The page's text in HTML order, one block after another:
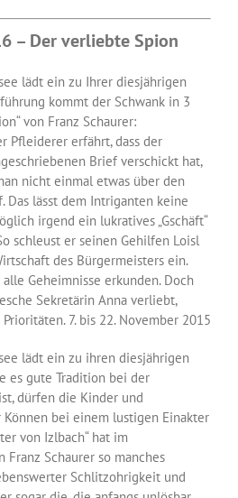
– Der verliebte Spion
lädt ein zu Ihrer diesjährigen
kommt der Schwank in 3
von Franz Schaurer:
Pfleiderer erfährt, dass der
Brief verschickt hat,
nicht einmal etwas über den
Das lässt dem Intriganten keine
irgend ein lukratives „Gschäft“
schleust er seinen Gehilfen Loisl
des Bürgermeisters ein.
Geheimnisse erkunden. Doch
Sekretärin Anna verliebt,
7. bis 22. November 2015
lädt ein zu ihren diesjährigen
es gute Tradition bei der
dürfen die Kinder und
bei einem lustigen Einakter
von Izlbach“ hat im
Schaurer so manches
Schlitzohrigkeit und